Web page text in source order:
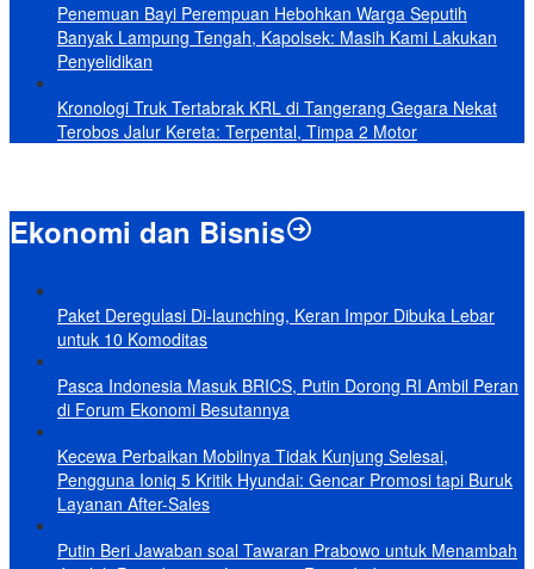
Penemuan Bayi Perempuan Hebohkan Warga Seputih
Banyak Lampung Tengah, Kapolsek: Masih Kami Lakukan
Penyelidikan
Kronologi Truk Tertabrak KRL di Tangerang Gegara Nekat
Terobos Jalur Kereta: Terpental, Timpa 2 Motor
Ekonomi dan Bisnis
Paket Deregulasi Di-launching, Keran Impor Dibuka Lebar
untuk 10 Komoditas
Pasca Indonesia Masuk BRICS, Putin Dorong RI Ambil Peran
di Forum Ekonomi Besutannya
Kecewa Perbaikan Mobilnya Tidak Kunjung Selesai,
Pengguna Ioniq 5 Kritik Hyundai: Gencar Promosi tapi Buruk
Layanan After-Sales
Putin Beri Jawaban soal Tawaran Prabowo untuk Menambah